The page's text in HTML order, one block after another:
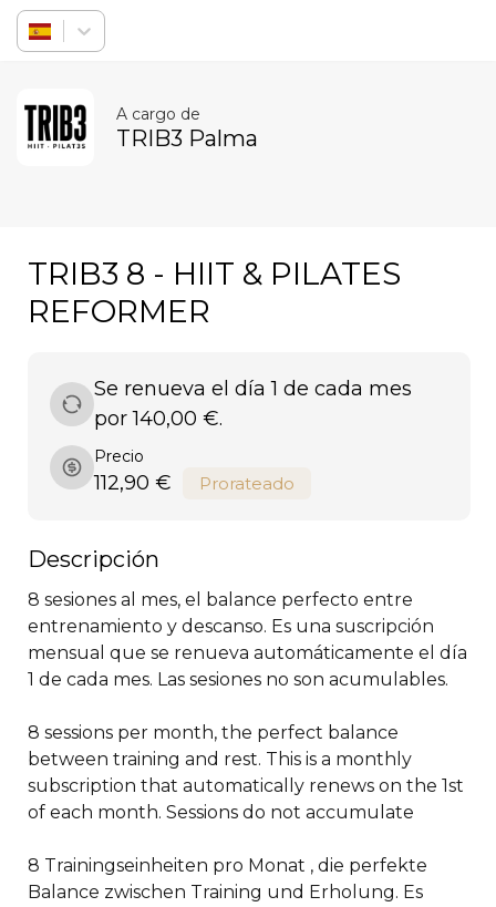
A cargo de
TRIB3 Palma
TRIB3 8 - HIIT & PILATES
REFORMER
Se renueva el día 1 de cada mes
por 140,00 €.
Precio
112,90 € Prorateado
Descripción
8 sesiones al mes, el balance perfecto entre
entrenamiento y descanso. Es una suscripción
mensual que se renueva automáticamente el día
1 de cada mes. Las sesiones no son acumulables.
8 sessions per month, the perfect balance
between training and rest. This is a monthly
subscription that automatically renews on the 1st
of each month. Sessions do not accumulate
8 Trainingseinheiten pro Monat , die perfekte
Balance zwischen Training und Erholung. Es